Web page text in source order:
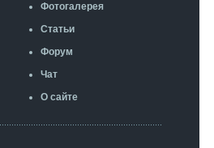
Фотогалерея
Статьи
Форум
Чат
О сайте